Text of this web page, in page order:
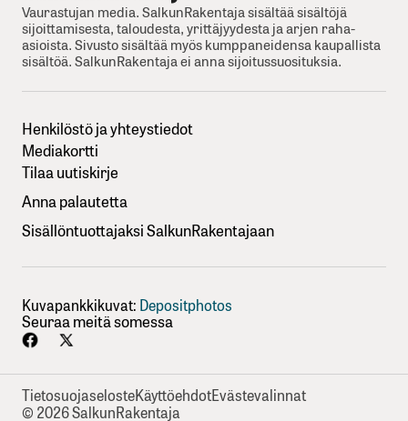
Vaurastujan media. SalkunRakentaja sisältää sisältöjä
sijoittamisesta, taloudesta, yrittäjyydesta ja arjen raha-
asioista. Sivusto sisältää myös kumppaneidensa kaupallista
sisältöä. SalkunRakentaja ei anna sijoitussuosituksia.
Henkilöstö ja yhteystiedot
Mediakortti
Tilaa uutiskirje
Anna palautetta
Sisällöntuottajaksi SalkunRakentajaan
Kuvapankkikuvat: Depositphotos
Seuraa meitä somessa
TietosuojaselosteKäyttöehdotEvästevalinnat
© 2026 SalkunRakentaja